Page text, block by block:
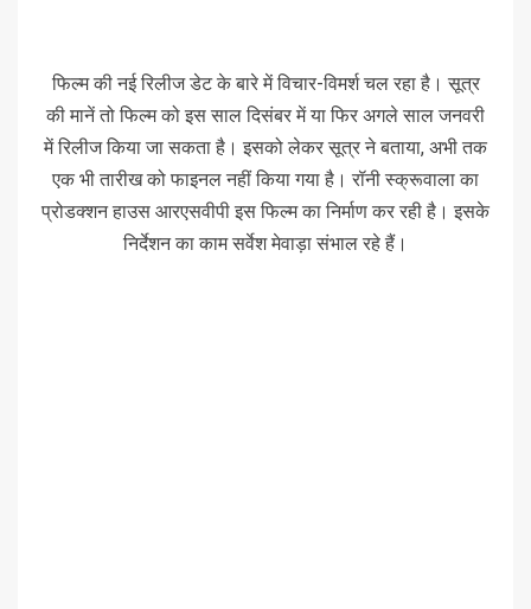
फिल्म की नई रिलीज डेट के बारे में विचार-विमर्श चल रहा है। सूत्र
की मानें तो फिल्म को इस साल दिसंबर में या फिर अगले साल जनवरी
में रिलीज किया जा सकता है। इसको लेकर सूत्र ने बताया, अभी तक
एक भी तारीख को फाइनल नहीं किया गया है। रॉनी स्क्रूवाला का
प्रोडक्शन हाउस आरएसवीपी इस फिल्म का निर्माण कर रही है। इसके
निर्देशन का काम सर्वेश मेवाड़ा संभाल रहे हैं।